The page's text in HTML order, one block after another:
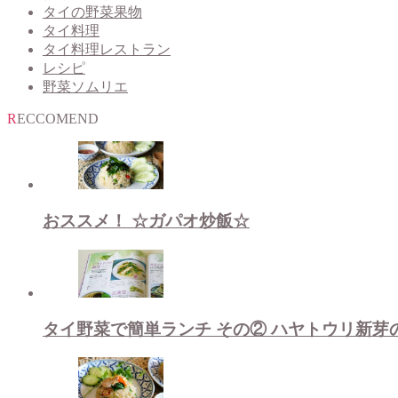
タイの野菜果物
タイ料理
タイ料理レストラン
レシピ
野菜ソムリエ
RECCOMEND
おススメ！ ☆ガパオ炒飯☆
タイ野菜で簡単ランチ その② ハヤトウリ新芽